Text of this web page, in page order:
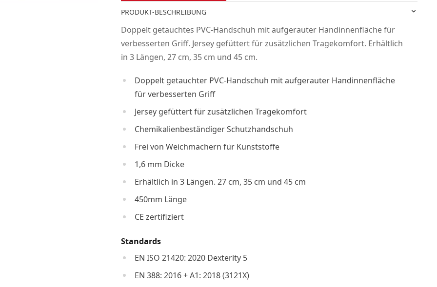
PRODUKT-BESCHREIBUNG
Doppelt getauchtes PVC-Handschuh mit aufgerauter Handinnenfläche für
verbesserten Griff. Jersey gefüttert für zusätzlichen Tragekomfort. Erhältlich
in 3 Längen, 27 cm, 35 cm und 45 cm.
Doppelt getauchter PVC-Handschuh mit aufgerauter Handinnenfläche
für verbesserten Griff
Jersey gefüttert für zusätzlichen Tragekomfort
Chemikalienbeständiger Schutzhandschuh
Frei von Weichmachern für Kunststoffe
1,6 mm Dicke
Erhältlich in 3 Längen. 27 cm, 35 cm und 45 cm
450mm Länge
CE zertifiziert
Standards
EN ISO 21420: 2020 Dexterity 5
EN 388: 2016 + A1: 2018 (3121X)